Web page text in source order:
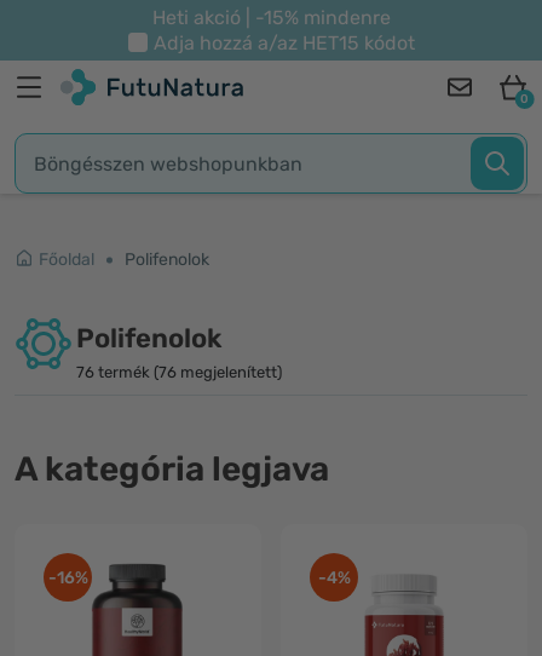
Heti akció | -15% mindenre
Adja hozzá a/az HET15 kódot
0
Főoldal Polifenolok
Polifenolok
76 termék (76 megjelenített)
A kategória legjava
-16% -4%